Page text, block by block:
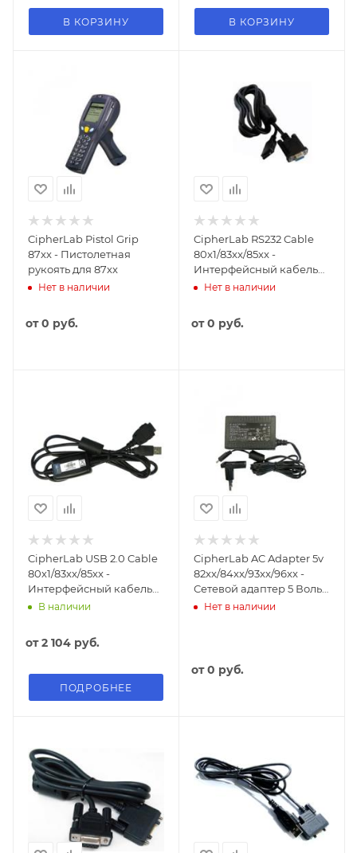
В КОРЗИНУ В КОРЗИНУ
CipherLab Pistol Grip
87xx - Пистолетная
рукоять для 87xx
Нет в наличии
от0 руб.
CipherLab RS232 Cable
80x1/83xx/85xx -
Интерфейсный кабель
RS232 для 80x1/83xx/85xx
Нет в наличии
от0 руб.
CipherLab USB 2.0 Cable
80x1/83xx/85xx -
Интерфейсный кабель
USB 2.0 для
В наличии
от2 104 руб.
ПОДРОБНЕЕ
CipherLab AC Adapter 5v
82xx/84xx/93xx/96xx -
Сетевой адаптер 5 Вольт
для ТСД серий
Нет в наличии
от0 руб.